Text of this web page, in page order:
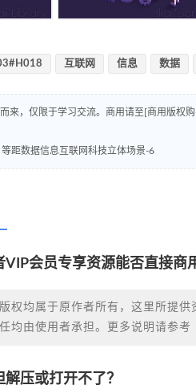
互联网 信息 数据
来，仅限于学习交流。商用请至[商用版权
等距数据信息互联网科技立体场景-6
会员专享资源能否直接商
权均属于原作者所有，这里所提
均由使用者承担。更多说明请参考
压或打开不了？